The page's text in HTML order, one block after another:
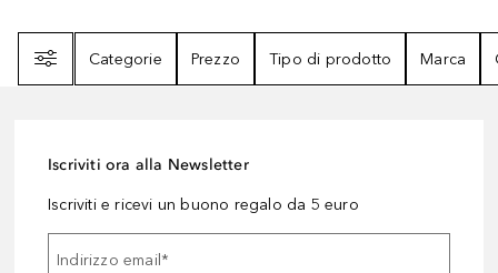
Categorie
Prezzo Tipo di prodotto Marca
Iscriviti ora alla Newsletter
Iscriviti e ricevi un buono regalo da 5 euro
Indirizzo email *